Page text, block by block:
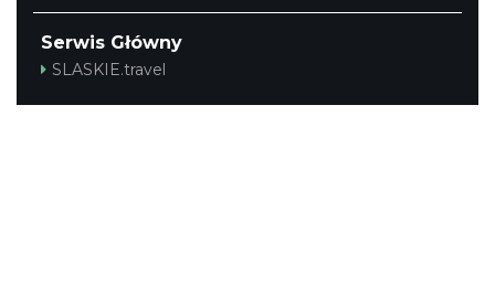
Serwis Główny
SLASKIE.travel